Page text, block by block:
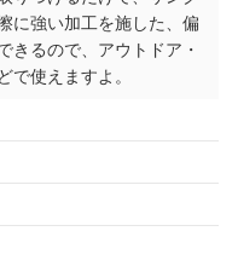
に強い加工を施した、偏
きるので、アウトドア・
で使えますよ。